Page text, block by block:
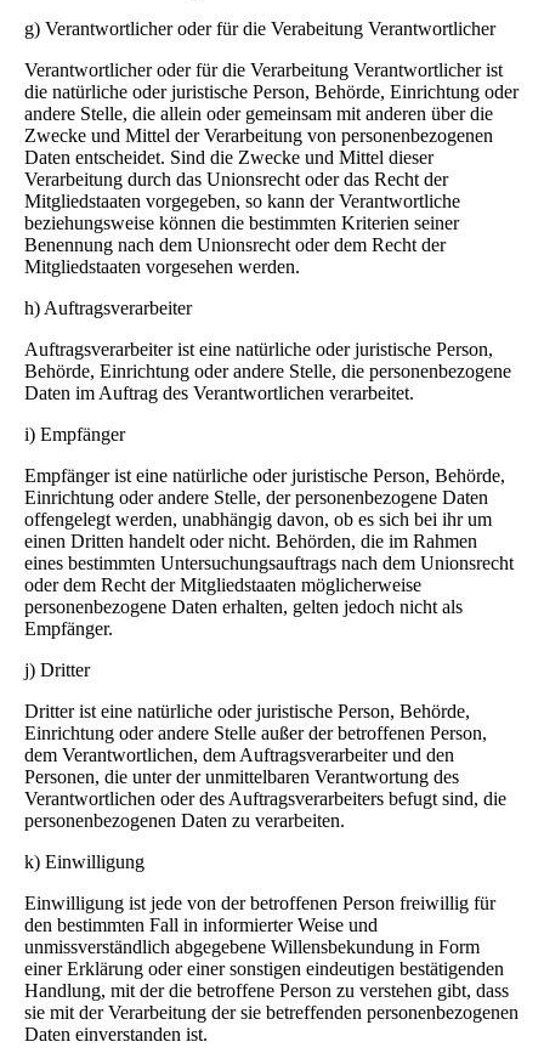
g) Verantwortlicher oder für die Verabeitung Verantwortlicher
Verantwortlicher oder für die Verarbeitung Verantwortlicher ist
die natürliche oder juristische Person, Behörde, Einrichtung oder
andere Stelle, die allein oder gemeinsam mit anderen über die
Zwecke und Mittel der Verarbeitung von personenbezogenen
Daten entscheidet. Sind die Zwecke und Mittel dieser
Verarbeitung durch das Unionsrecht oder das Recht der
Mitgliedstaaten vorgegeben, so kann der Verantwortliche
beziehungsweise können die bestimmten Kriterien seiner
Benennung nach dem Unionsrecht oder dem Recht der
Mitgliedstaaten vorgesehen werden.
h) Auftragsverarbeiter
Auftragsverarbeiter ist eine natürliche oder juristische Person,
Behörde, Einrichtung oder andere Stelle, die personenbezogene
Daten im Auftrag des Verantwortlichen verarbeitet.
i) Empfänger
Empfänger ist eine natürliche oder juristische Person, Behörde,
Einrichtung oder andere Stelle, der personenbezogene Daten
offengelegt werden, unabhängig davon, ob es sich bei ihr um
einen Dritten handelt oder nicht. Behörden, die im Rahmen
eines bestimmten Untersuchungsauftrags nach dem Unionsrecht
oder dem Recht der Mitgliedstaaten möglicherweise
personenbezogene Daten erhalten, gelten jedoch nicht als
Empfänger.
j) Dritter
Dritter ist eine natürliche oder juristische Person, Behörde,
Einrichtung oder andere Stelle außer der betroffenen Person,
dem Verantwortlichen, dem Auftragsverarbeiter und den
Personen, die unter der unmittelbaren Verantwortung des
Verantwortlichen oder des Auftragsverarbeiters befugt sind, die
personenbezogenen Daten zu verarbeiten.
k) Einwilligung
Einwilligung ist jede von der betroffenen Person freiwillig für
den bestimmten Fall in informierter Weise und
unmissverständlich abgegebene Willensbekundung in Form
einer Erklärung oder einer sonstigen eindeutigen bestätigenden
Handlung, mit der die betroffene Person zu verstehen gibt, dass
sie mit der Verarbeitung der sie betreffenden personenbezogenen
Daten einverstanden ist.